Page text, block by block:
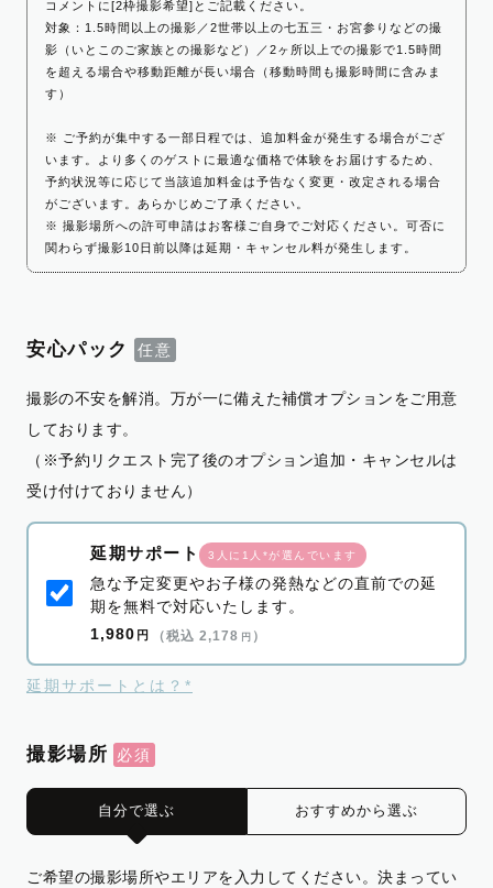
コメントに[2枠撮影希望]とご記載ください。
対象：1.5時間以上の撮影／2世帯以上の七五三・お宮参りなどの撮
影（いとこのご家族との撮影など）／2ヶ所以上での撮影で1.5時間
を超える場合や移動距離が長い場合（移動時間も撮影時間に含みま
す）
※ ご予約が集中する一部日程では、追加料金が発生する場合がござ
います。より多くのゲストに最適な価格で体験をお届けするため、
予約状況等に応じて当該追加料金は予告なく変更・改定される場合
がございます。あらかじめご了承ください。
※ 撮影場所への許可申請はお客様ご自身でご対応ください。可否に
関わらず撮影10日前以降は延期・キャンセル料が発生します。
安心パック
撮影の不安を解消。万が一に備えた補償オプションをご用意
しております。
（※予約リクエスト完了後のオプション追加・キャンセルは
受け付けておりません）
延期サポート 3人に1人*が選んでいます
急な予定変更やお子様の発熱などの直前での延
期を無料で対応いたします。
1,980 円 （税込 2,178 円 ）
延期サポートとは？*
撮影場所
自分で選ぶ おすすめから選ぶ
ご希望の撮影場所やエリアを入力してください。決まってい